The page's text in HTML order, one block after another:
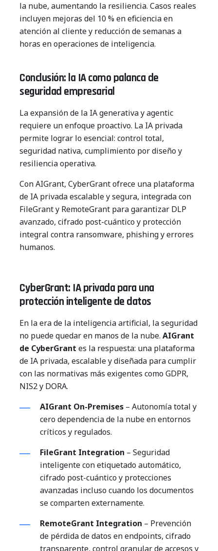
la nube, aumentando la resiliencia. Casos reales
incluyen mejoras del 10 % en eficiencia en
atención al cliente y reducción de semanas a
horas en operaciones de inteligencia.
Conclusión: la IA como palanca de
seguridad empresarial
La expansión de la IA generativa y agentic
requiere un enfoque proactivo. La IA privada
permite lograr lo esencial: control total,
seguridad nativa, cumplimiento por diseño y
resiliencia operativa.
Con AIGrant, CyberGrant ofrece una plataforma
de IA privada escalable y segura, integrada con
FileGrant y RemoteGrant para garantizar DLP
avanzado, cifrado post-cuántico y protección
integral contra ransomware, phishing y errores
humanos.
CyberGrant: IA privada para una
protección inteligente de datos
En la era de la inteligencia artificial, la seguridad
no puede quedar en manos de la nube. AIGrant
de CyberGrant es la respuesta: una plataforma
de IA privada, escalable y diseñada para cumplir
con las normativas más exigentes como GDPR,
NIS2 y DORA.
AIGrant On-Premises – Autonomía total y
cero dependencia de la nube en entornos
críticos y regulados.
FileGrant Integration – Seguridad
inteligente con etiquetado automático,
cifrado post-cuántico y protecciones
avanzadas incluso cuando los documentos
se comparten externamente.
RemoteGrant Integration – Prevención
de pérdida de datos en endpoints, cifrado
transparente, control granular de accesos y